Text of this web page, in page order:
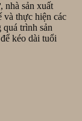
nhà sản xuất
và thực hiện các
trình sản
kéo dài tuổi